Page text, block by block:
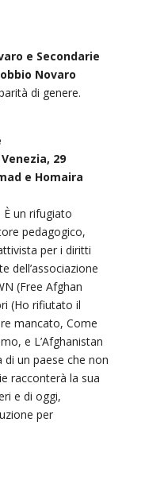
e Secondarie
Novaro
di genere.
29
e Homaira
un rifugiato
pedagogico,
per i diritti
dell’associazione
(Free Afghan
(Ho rifiutato il
mancato, Come
e L’Afghanistan
di un paese che non
racconterà la sua
e di oggi,
per